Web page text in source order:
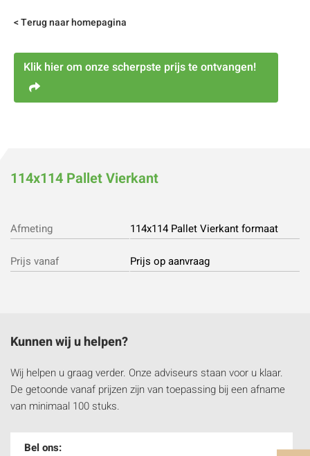
< Terug naar homepagina
Klik hier om onze scherpste prijs te ontvangen!
114x114 Pallet Vierkant
Afmeting 114x114 Pallet Vierkant formaat
Prijs vanaf Prijs op aanvraag
Kunnen wij u helpen?
Wij helpen u graag verder. Onze adviseurs staan voor u klaar.
De getoonde vanaf prijzen zijn van toepassing bij een afname
van minimaal 100 stuks.
Bel ons: